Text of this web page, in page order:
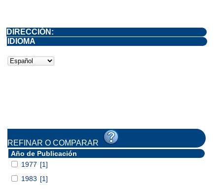
DIRECCIÓN:
IDIOMA
REFINAR O COMPARAR
Año de Publicación
1977 [1]
1983 [1]